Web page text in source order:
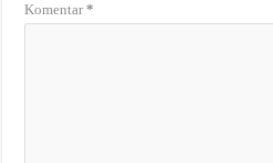
Komentar*